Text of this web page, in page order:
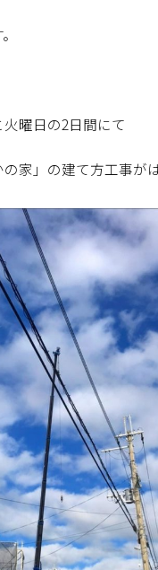
曜日の2日間にて
家」の建て方工事が